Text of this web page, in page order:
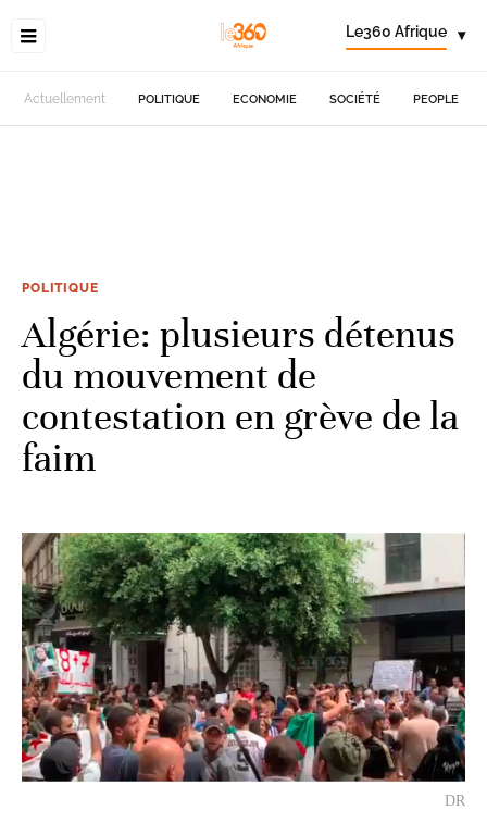
Le360 Afrique ▾
Actuellement POLITIQUE ECONOMIE SOCIÉTÉ PEOPLE
POLITIQUE
Algérie: plusieurs détenus
du mouvement de
contestation en grève de la
faim
DR